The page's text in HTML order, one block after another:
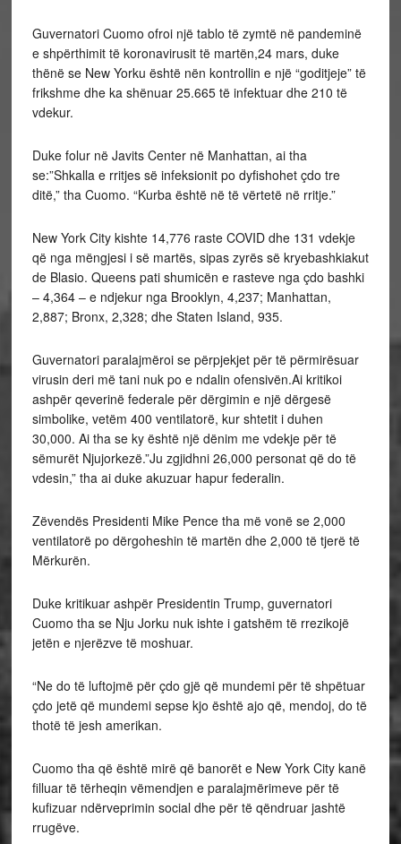
Guvernatori Cuomo ofroi një tablo të zymtë në pandeminë
e shpërthimit të koronavirusit të martën,24 mars, duke
thënë se New Yorku është nën kontrollin e një “goditjeje” të
frikshme dhe ka shënuar 25.665 të infektuar dhe 210 të
vdekur.
Duke folur në Javits Center në Manhattan, ai tha
se:”Shkalla e rritjes së infeksionit po dyfishohet çdo tre
ditë,” tha Cuomo. “Kurba është në të vërtetë në rritje.”
New York City kishte 14,776 raste COVID dhe 131 vdekje
që nga mëngjesi i së martës, sipas zyrës së kryebashkiakut
de Blasio. Queens pati shumicën e rasteve nga çdo bashki
– 4,364 – e ndjekur nga Brooklyn, 4,237; Manhattan,
2,887; Bronx, 2,328; dhe Staten Island, 935.
Guvernatori paralajmëroi se përpjekjet për të përmirësuar
virusin deri më tani nuk po e ndalin ofensivën.Ai kritikoi
ashpër qeverinë federale për dërgimin e një dërgesë
simbolike, vetëm 400 ventilatorë, kur shtetit i duhen
30,000. Ai tha se ky është një dënim me vdekje për të
sëmurët Njujorkezë.”Ju zgjidhni 26,000 personat që do të
vdesin,” tha ai duke akuzuar hapur federalin.
Zëvendës Presidenti Mike Pence tha më vonë se 2,000
ventilatorë po dërgoheshin të martën dhe 2,000 të tjerë të
Mërkurën.
Duke kritikuar ashpër Presidentin Trump, guvernatori
Cuomo tha se Nju Jorku nuk ishte i gatshëm të rrezikojë
jetën e njerëzve të moshuar.
“Ne do të luftojmë për çdo gjë që mundemi për të shpëtuar
çdo jetë që mundemi sepse kjo është ajo që, mendoj, do të
thotë të jesh amerikan.
Cuomo tha që është mirë që banorët e New York City kanë
filluar të tërheqin vëmendjen e paralajmërimeve për të
kufizuar ndërveprimin social dhe për të qëndruar jashtë
rrugëve.